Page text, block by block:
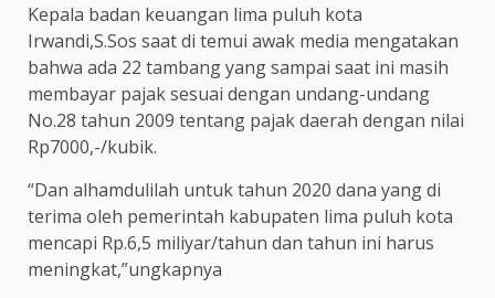
Kepala badan keuangan lima puluh kota
Irwandi,S.Sos saat di temui awak media mengatakan
bahwa ada 22 tambang yang sampai saat ini masih
membayar pajak sesuai dengan undang-undang
No.28 tahun 2009 tentang pajak daerah dengan nilai
Rp7000,-/kubik.
“Dan alhamdulilah untuk tahun 2020 dana yang di
terima oleh pemerintah kabupaten lima puluh kota
mencapi Rp.6,5 miliyar/tahun dan tahun ini harus
meningkat,”ungkapnya